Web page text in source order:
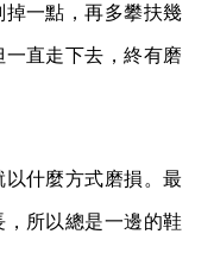
一點，再多攀扶幾
直走下去，終有磨
以什麼方式磨損。最
所以總是一邊的鞋